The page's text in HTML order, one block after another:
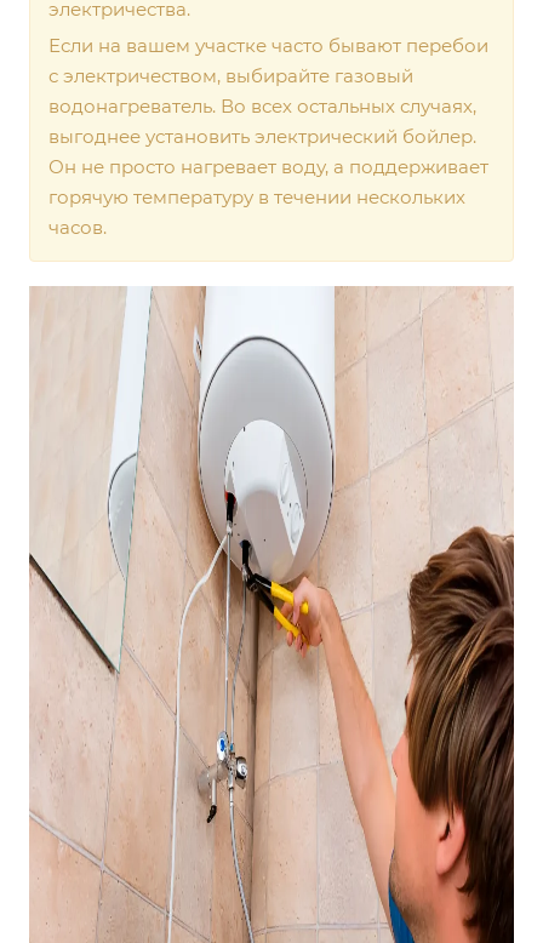
электричества.
Если на вашем участке часто бывают перебои
с электричеством, выбирайте газовый
водонагреватель. Во всех остальных случаях,
выгоднее установить электрический бойлер.
Он не просто нагревает воду, а поддерживает
горячую температуру в течении нескольких
часов.